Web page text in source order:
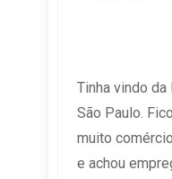
Tinha vindo da
São Paulo.
muito
e achou